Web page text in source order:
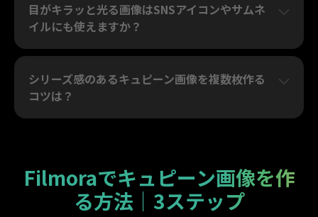
目がキラッと光る画像はSNSアイコンやサムネ
イルにも使えますか？
シリーズ感のあるキュピーン画像を複数枚作る
コツは？
Filmoraでキュピーン画像を作
る方法｜3ステップ